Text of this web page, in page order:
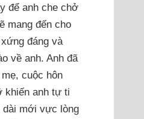
để anh che chở
mang đến cho
đáng và
về anh. Anh đã
cuộc hôn
khiến anh tự ti
dài mới vực lòng